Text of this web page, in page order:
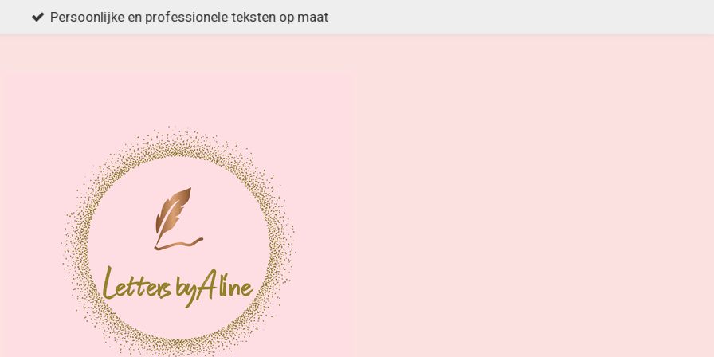
Persoonlijke en professionele teksten op maat